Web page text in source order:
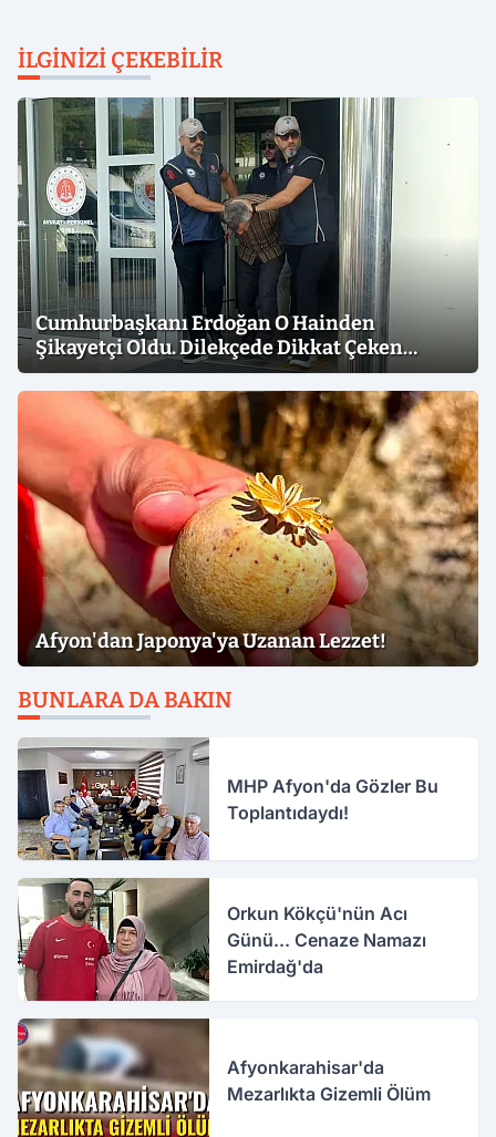
İLGINIZI ÇEKEBILIR
Cumhurbaşkanı Erdoğan O Hainden
Şikayetçi Oldu. Dilekçede Dikkat Çeken
İfadeler
Afyon'dan Japonya'ya Uzanan Lezzet!
BUNLARA DA BAKIN
MHP Afyon'da Gözler Bu
Toplantıdaydı!
Orkun Kökçü'nün Acı
Günü... Cenaze Namazı
Emirdağ'da
Afyonkarahisar'da
Mezarlıkta Gizemli Ölüm